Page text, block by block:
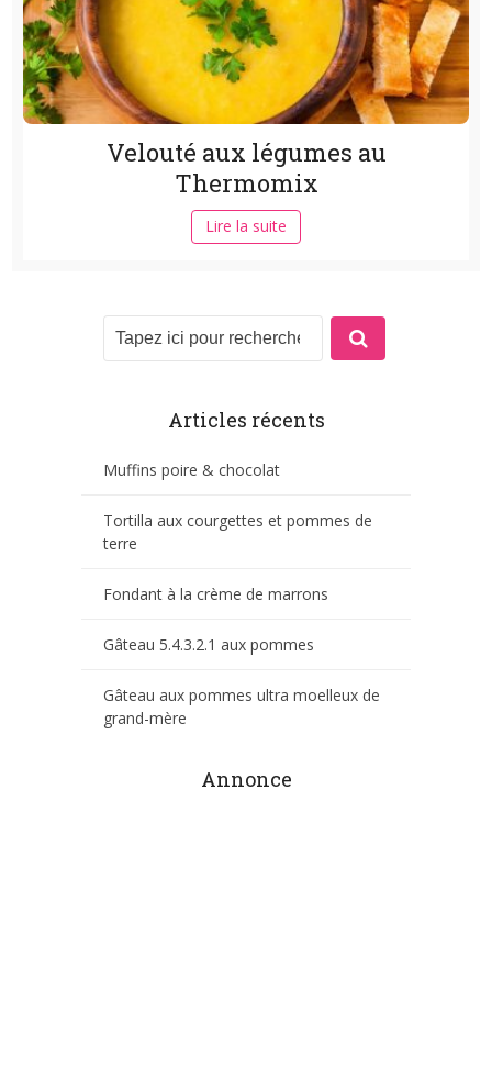
Velouté aux légumes au
Thermomix
Lire la suite
Articles récents
Muffins poire & chocolat
Tortilla aux courgettes et pommes de
terre
Fondant à la crème de marrons
Gâteau 5.4.3.2.1 aux pommes
Gâteau aux pommes ultra moelleux de
grand-mère
Annonce